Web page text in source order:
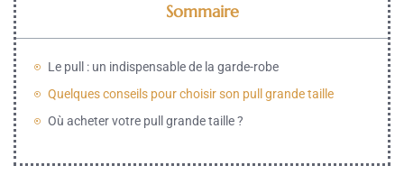
Sommaire
Le pull : un indispensable de la garde-robe
Quelques conseils pour choisir son pull grande taille
Où acheter votre pull grande taille ?